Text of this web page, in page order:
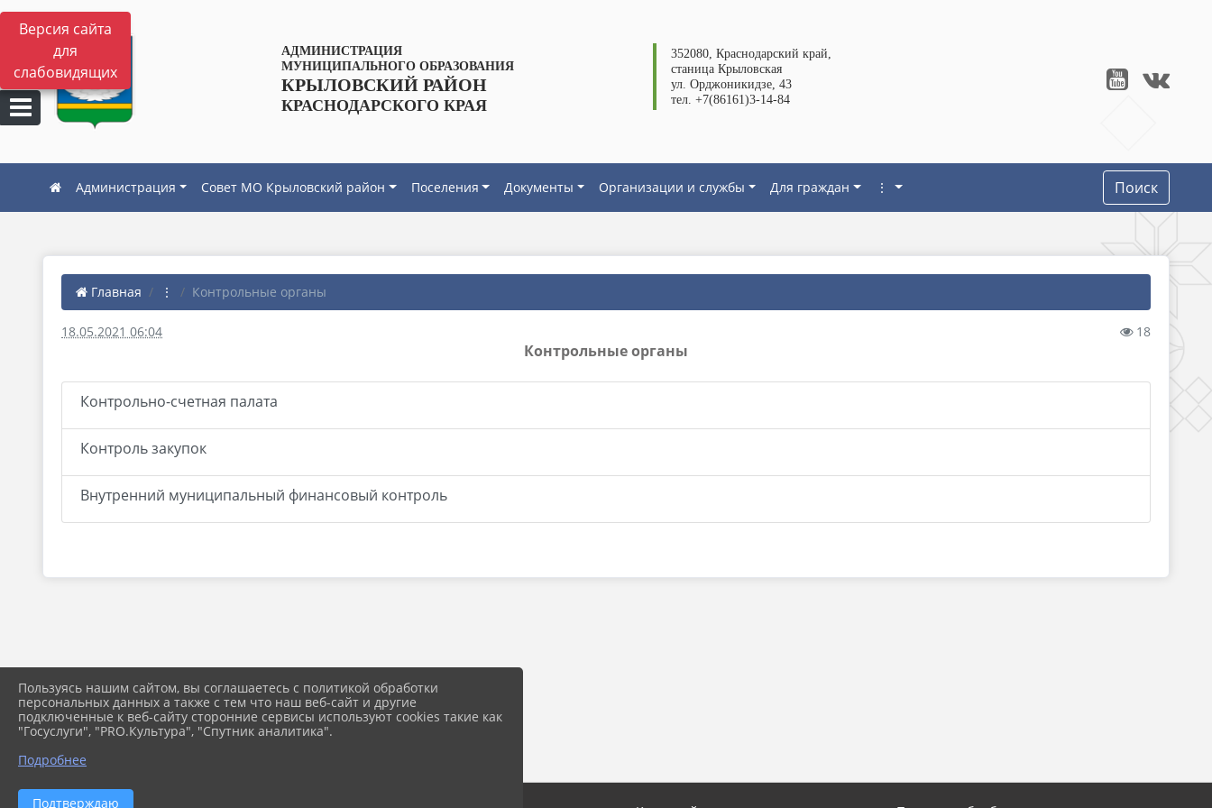
Версия сайта
для
слабовидящих
АДМИНИСТРАЦИЯ
МУНИЦИПАЛЬНОГО ОБРАЗОВАНИЯ
КРЫЛОВСКИЙ РАЙОН
КРАСНОДАРСКОГО КРАЯ
352080, Краснодарский край,
станица Крыловская
ул. Орджоникидзе, 43
тел. +7(86161)3-14-84
Администрация Совет МО Крыловский район Поселения Документы Организации и службы Для граждан ⋮ Поиск
Главная ⋮ Контрольные органы
18.05.2021 06:04 18
Контрольные органы
Контрольно-счетная палата
Контроль закупок
Внутренний муниципальный финансовый контроль
Пользуясь нашим сайтом, вы соглашаетесь с политикой обработки
персональных данных а также с тем что наш веб-сайт и другие
подключенные к веб-сайту сторонние сервисы используют cookies такие как
"Госуслуги", "PRO.Культура", "Спутник аналитика".
Подробнее
Подтверждаю